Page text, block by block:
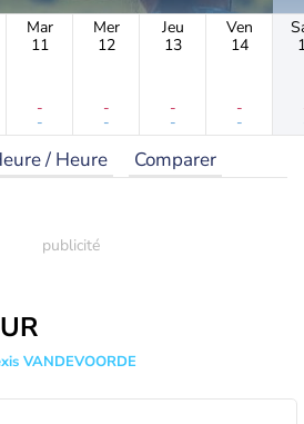
Mar
11
-
-
Mer
12
-
-
Jeu
13
-
-
Ven
14
-
-
/ Heure Comparer
VANDEVOORDE